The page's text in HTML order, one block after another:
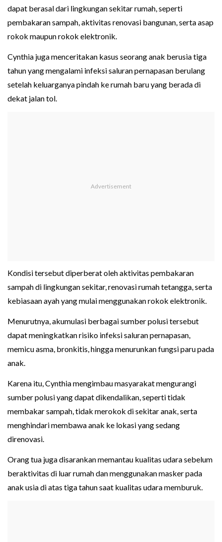
dapat berasal dari lingkungan sekitar rumah, seperti
pembakaran sampah, aktivitas renovasi bangunan, serta asap
rokok maupun rokok elektronik.
Cynthia juga menceritakan kasus seorang anak berusia tiga
tahun yang mengalami infeksi saluran pernapasan berulang
setelah keluarganya pindah ke rumah baru yang berada di
dekat jalan tol.
Kondisi tersebut diperberat oleh aktivitas pembakaran
sampah di lingkungan sekitar, renovasi rumah tetangga, serta
kebiasaan ayah yang mulai menggunakan rokok elektronik.
Menurutnya, akumulasi berbagai sumber polusi tersebut
dapat meningkatkan risiko infeksi saluran pernapasan,
memicu asma, bronkitis, hingga menurunkan fungsi paru pada
anak.
Karena itu, Cynthia mengimbau masyarakat mengurangi
sumber polusi yang dapat dikendalikan, seperti tidak
membakar sampah, tidak merokok di sekitar anak, serta
menghindari membawa anak ke lokasi yang sedang
direnovasi.
Orang tua juga disarankan memantau kualitas udara sebelum
beraktivitas di luar rumah dan menggunakan masker pada
anak usia di atas tiga tahun saat kualitas udara memburuk.